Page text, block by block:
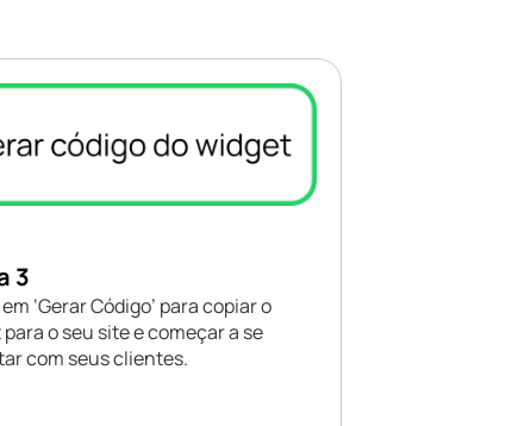
3
‘Gerar Código’ para copiar o
o seu site e começar a se
com seus clientes.